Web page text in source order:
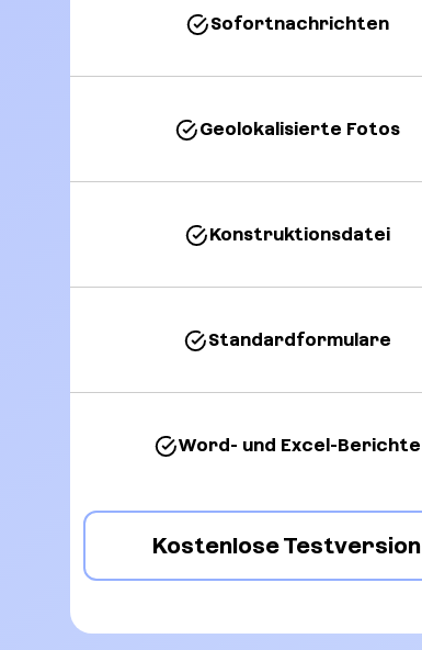
Sofortnachrichten
Geolokalisierte Fotos
Konstruktionsdatei
Standardformulare
Word- und Excel-Berichte
Kostenlose Testversion